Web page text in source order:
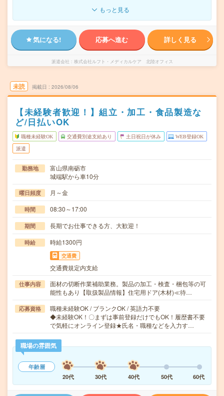
もっと見る
気になる! 応募へ進む 詳しく見る
派遣会社 株式会社ルフト・メディカルケア 北陸オフィス
未読 掲載日 2026/08/06
【未経験者歓迎！】組立・加工・食品製造な
ど/日払いOK
職種未経験OK 交通費別途支給あり 土日祝日が休み WEB登録OK
派遣
勤務地
富山県南砺市
城端駅から車10分
曜日頻度 月～金
時間 08:30～17:00
期間 長期でお仕事できる方、大歓迎！
時給 時給1300円
交通費
交通費規定内支給
仕事内容
面材の切断作業補助業務。製品の加工・検査・梱包等の可
能性もあり【取扱製品情報】住宅用ドア(木材)≪待…
応募資格
職種未経験OK / ブランクOK / 英語力不要
◆未経験OK！〇まずは事前登録だけでもOK！履歴書不要
で気軽にオンライン登録★氏名・職種などを入力す…
職場の雰囲気
年齢層
20代
30代 40代 50代 60代